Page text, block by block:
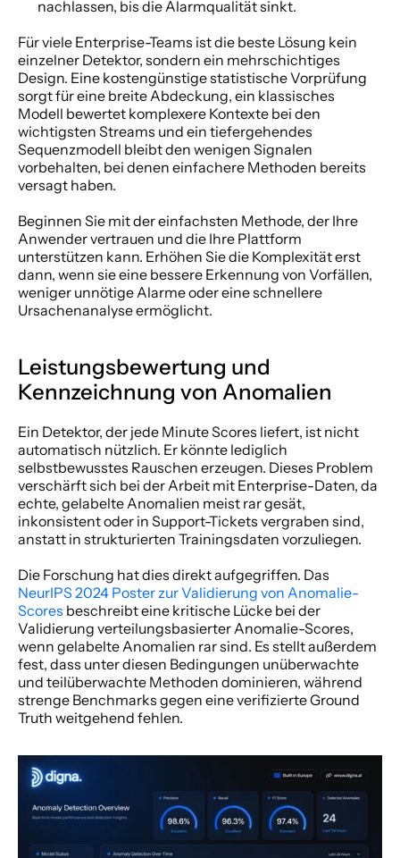
nachlassen, bis die Alarmqualität sinkt.
Für viele Enterprise-Teams ist die beste Lösung kein
einzelner Detektor, sondern ein mehrschichtiges
Design. Eine kostengünstige statistische Vorprüfung
sorgt für eine breite Abdeckung, ein klassisches
Modell bewertet komplexere Kontexte bei den
wichtigsten Streams und ein tiefergehendes
Sequenzmodell bleibt den wenigen Signalen
vorbehalten, bei denen einfachere Methoden bereits
versagt haben.
Beginnen Sie mit der einfachsten Methode, der Ihre
Anwender vertrauen und die Ihre Plattform
unterstützen kann. Erhöhen Sie die Komplexität erst
dann, wenn sie eine bessere Erkennung von Vorfällen,
weniger unnötige Alarme oder eine schnellere
Ursachenanalyse ermöglicht.
Leistungsbewertung und
Kennzeichnung von Anomalien
Ein Detektor, der jede Minute Scores liefert, ist nicht
automatisch nützlich. Er könnte lediglich
selbstbewusstes Rauschen erzeugen. Dieses Problem
verschärft sich bei der Arbeit mit Enterprise-Daten, da
echte, gelabelte Anomalien meist rar gesät,
inkonsistent oder in Support-Tickets vergraben sind,
anstatt in strukturierten Trainingsdaten vorzuliegen.
NeurIPS 2024 Poster zur Validierung von Anomalie-
Scores beschreibt eine kritische Lücke bei der
Validierung verteilungsbasierter Anomalie-Scores,
wenn gelabelte Anomalien rar sind. Es stellt außerdem
fest, dass unter diesen Bedingungen unüberwachte
und teilüberwachte Methoden dominieren, während
strenge Benchmarks gegen eine verifizierte Ground
Truth weitgehend fehlen.